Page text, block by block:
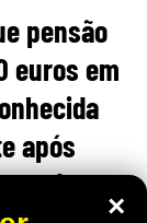
pensão
euros em
após
×